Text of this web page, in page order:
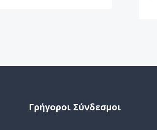
Γρήγοροι Σύνδεσμοι